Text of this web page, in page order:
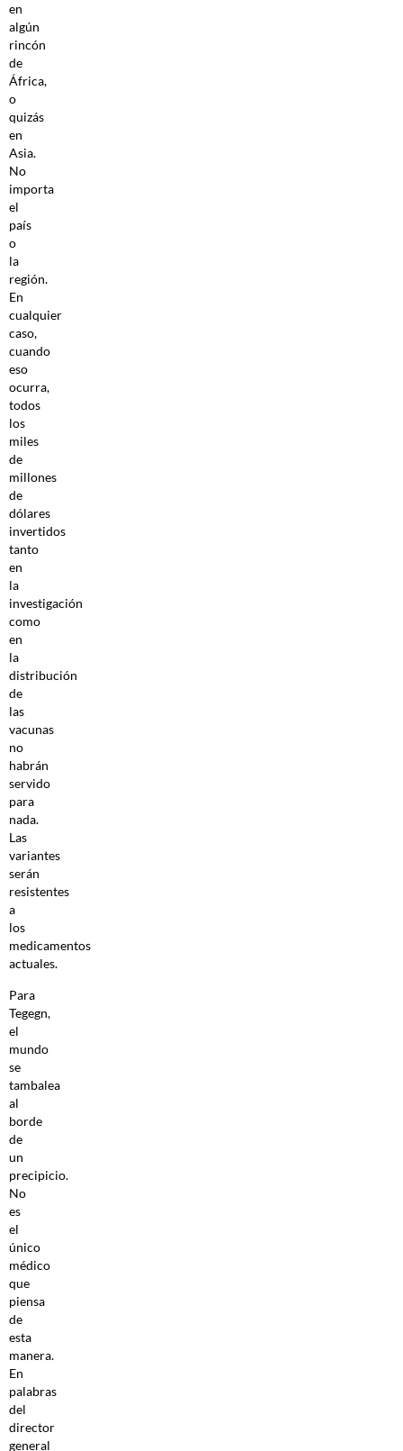
en
algún
rincón
de
África,
o
quizás
en
Asia.
No
importa
el
país
o
la
región.
En
cualquier
caso,
cuando
eso
ocurra,
todos
los
miles
de
millones
de
dólares
invertidos
tanto
en
la
investigación
como
en
la
distribución
de
las
vacunas
no
habrán
servido
para
nada.
Las
variantes
serán
resistentes
a
los
medicamentos
actuales.
Para
Tegegn,
el
mundo
se
tambalea
al
borde
de
un
precipicio.
No
es
el
único
médico
que
piensa
de
esta
manera.
En
palabras
del
director
general